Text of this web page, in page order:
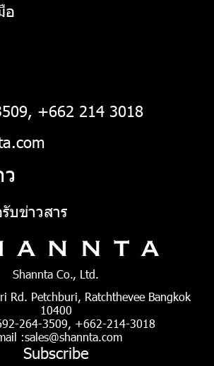
อ
+662 214 3018
บข่าวสาร
Shannta Co., Ltd.
Rd. Petchburi, Ratchthevee Bangkok
10400
264-3509, +662-214-3018
:sales@shannta.com
Subscribe